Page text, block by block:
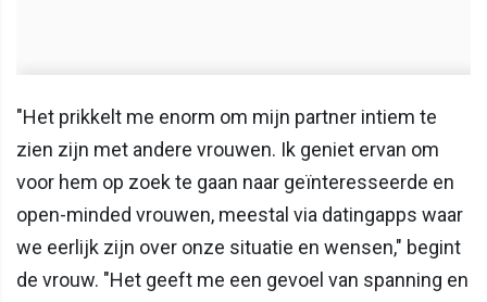
"Het prikkelt me enorm om mijn partner intiem te
zien zijn met andere vrouwen. Ik geniet ervan om
voor hem op zoek te gaan naar geïnteresseerde en
open-minded vrouwen, meestal via datingapps waar
we eerlijk zijn over onze situatie en wensen," begint
de vrouw. "Het geeft me een gevoel van spanning en